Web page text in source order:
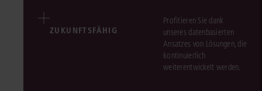
ZUKUNFTSFÄHIG
Profitieren Sie dank
unseres datenbasierten
Ansatzes von Lösungen, die
kontinuierlich
weiterentwickelt werden.